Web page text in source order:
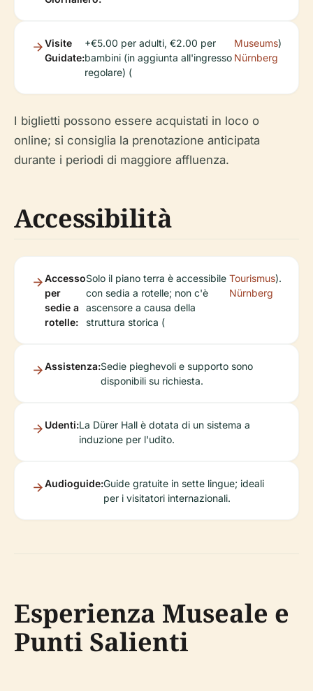
Visite
Guidate:
+€5.00 per adulti, €2.00 per
bambini (in aggiunta all'ingresso
regolare) (
Museums
Nürnberg
)
I biglietti possono essere acquistati in loco o
online; si consiglia la prenotazione anticipata
durante i periodi di maggiore affluenza.
Accessibilità
Accesso
per
sedie a
rotelle:
Solo il piano terra è accessibile
con sedia a rotelle; non c'è
ascensore a causa della
struttura storica (
Tourismus
Nürnberg
).
Assistenza:Sedie pieghevoli e supporto sono
disponibili su richiesta.
Udenti:La Dürer Hall è dotata di un sistema a
induzione per l'udito.
Audioguide:Guide gratuite in sette lingue; ideali
per i visitatori internazionali.
Esperienza Museale e
Punti Salienti